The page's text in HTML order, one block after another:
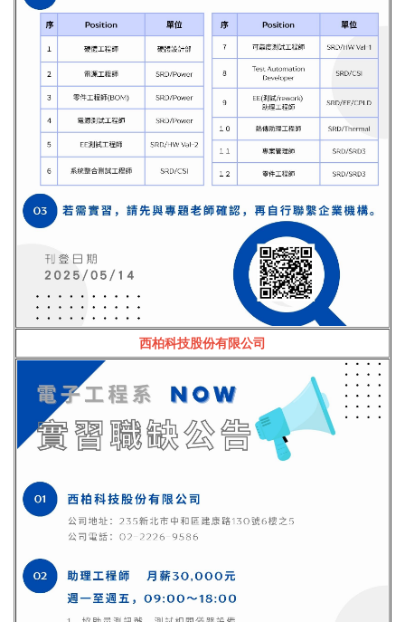
西柏科技股份有限公司